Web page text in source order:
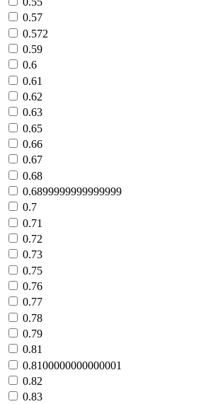
0.57
0.572
0.59
0.6
0.61
0.62
0.63
0.65
0.66
0.67
0.68
0.6899999999999999
0.7
0.71
0.72
0.73
0.75
0.76
0.77
0.78
0.79
0.81
0.8100000000000001
0.82
0.83